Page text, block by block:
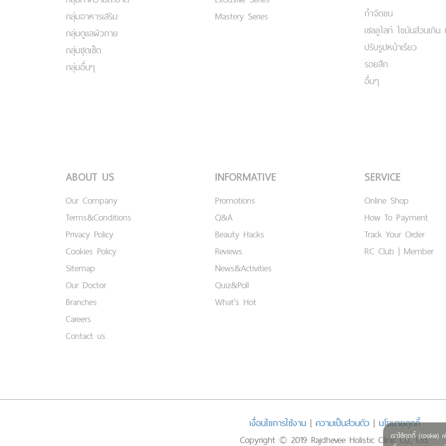
เราใช้คุกกี้ (cookie)
กลุ่มอาหารเสริม
กลุ่มดูแลผิวกาย
กลุ่มชุดเซ็ต
กลุ่มอื่นๆ
Mastery Series
กำจัดขน
เชลลูไลท์ ไขมันส่วนเกิน
ปรับรูปหน้าเรียว
รอยสัก
อื่นๆ
ABOUT US
Our Company
Terms&Conditions
Privacy Policy
Cookies Policy
Sitemap
Our Doctor
Branches
Careers
Contact us
INFORMATIVE
Promotions
Q&A
Beauty Hacks
Reviews
News&Activities
Quiz&Poll
What's Hot
SERVICE
Online Shop
How To Payment
Track Your Order
RC Club | Member
เงื่อนไขการใช้งาน| ความเป็นส่วนตัว| นโยบายคุกกี้
Copyright © 2019 Rajdhevee Holistic Clinic Co., Ltd.